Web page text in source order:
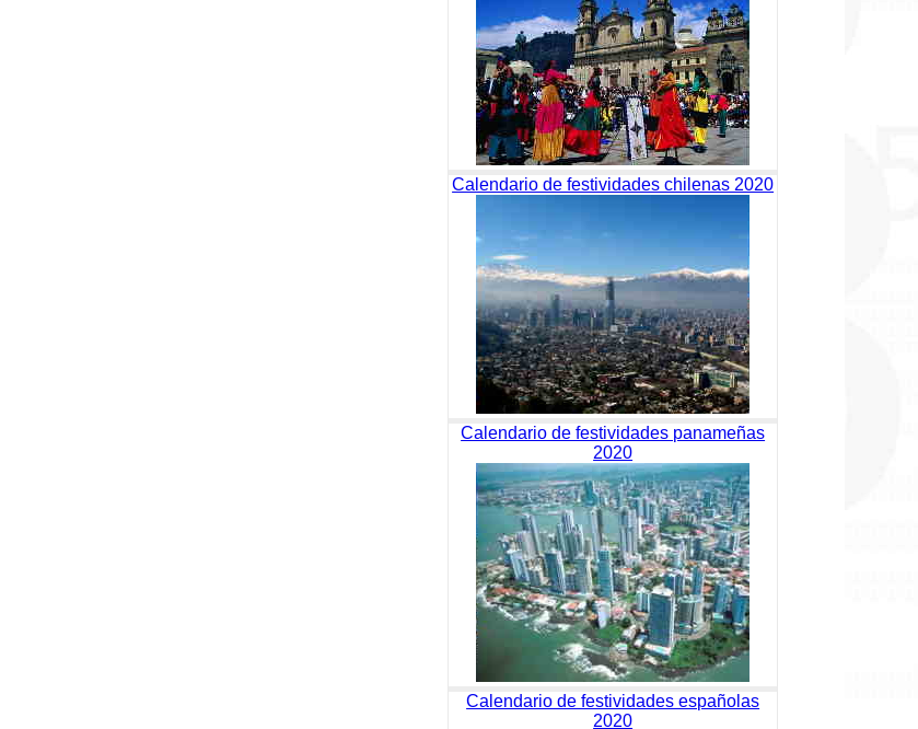
Calendario de festividades chilenas 2020
Calendario de festividades panameñas
2020
Calendario de festividades españolas
2020